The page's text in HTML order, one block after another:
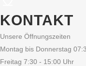
KONTAKT
Unsere Öffnungszeiten
Montag bis Donnerstag
Freitag 7:30 - 15:00 Uhr